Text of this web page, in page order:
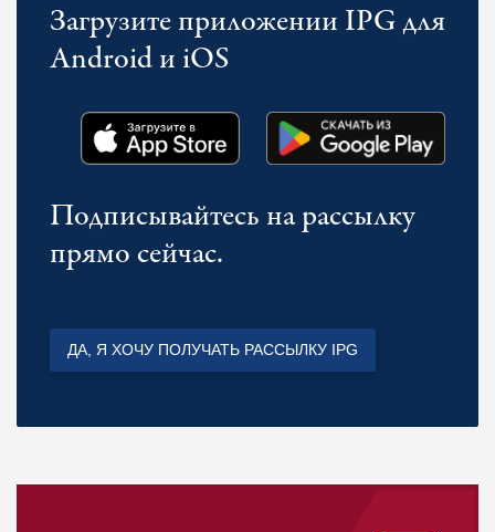
Загрузите приложении IPG для
Android и iOS
Подписывайтесь на рассылку
прямо сейчас.
ДА, Я ХОЧУ ПОЛУЧАТЬ РАССЫЛКУ IPG